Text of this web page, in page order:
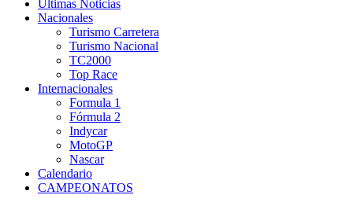
Últimas Noticias
Nacionales
Turismo Carretera
Turismo Nacional
TC2000
Top Race
Internacionales
Formula 1
Fórmula 2
Indycar
MotoGP
Nascar
Calendario
CAMPEONATOS